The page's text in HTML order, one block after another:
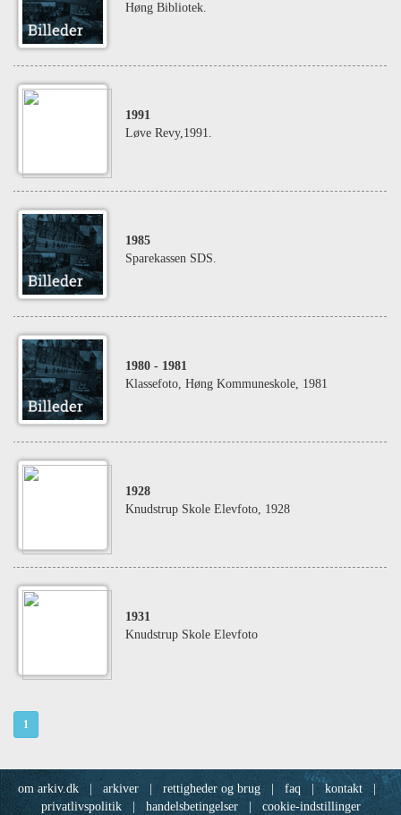
Høng Bibliotek.
1991
Løve Revy,1991.
1985
Sparekassen SDS.
1980 - 1981
Klassefoto, Høng Kommuneskole, 1981
1928
Knudstrup Skole Elevfoto, 1928
1931
Knudstrup Skole Elevfoto
1
om arkiv.dk arkiver rettigheder og brug | faq | kontakt |
privatlivspolitik
handelsbetingelser cookie-indstillinger